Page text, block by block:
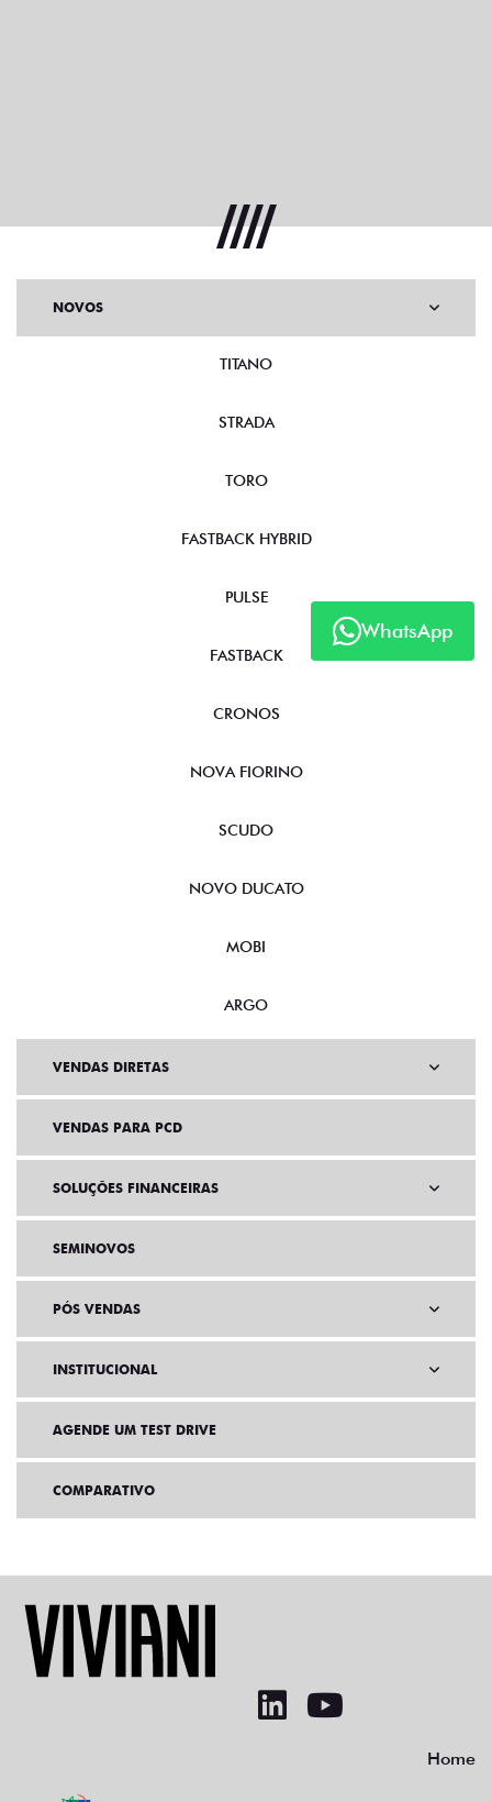
WhatsApp
NOVOS
TITANO
STRADA
TORO
FASTBACK HYBRID
PULSE
FASTBACK
CRONOS
NOVA FIORINO
SCUDO
NOVO DUCATO
MOBI
ARGO
VENDAS DIRETAS
VENDAS PARA PCD
SOLUÇÕES FINANCEIRAS
SEMINOVOS
PÓS VENDAS
INSTITUCIONAL
AGENDE UM TEST DRIVE
COMPARATIVO
Home